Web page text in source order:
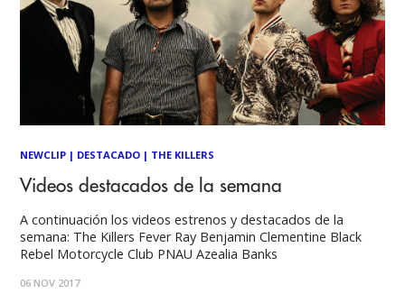
NEWCLIP | DESTACADO | THE KILLERS
Videos destacados de la semana
A continuación los videos estrenos y destacados de la
semana: The Killers Fever Ray Benjamin Clementine Black
Rebel Motorcycle Club PNAU Azealia Banks
06 NOV 2017